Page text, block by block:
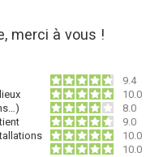
merci à vous !
9.4
10.0
8.0
9.0
10.0
10.0